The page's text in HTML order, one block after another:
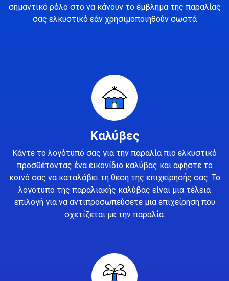
σημαντικό ρόλο στο να κάνουν το έμβλημα της παραλίας
σας ελκυστικό εάν χρησιμοποιηθούν σωστά
Καλύβες
Κάντε το λογότυπό σας για την παραλία πιο ελκυστικό
προσθέτοντας ένα εικονίδιο καλύβας και αφήστε το
κοινό σας να καταλάβει τη θέση της επιχείρησής σας. Το
λογότυπο της παραλιακής καλύβας είναι μια τέλεια
επιλογή για να αντιπροσωπεύσετε μια επιχείρηση που
σχετίζεται με την παραλία.